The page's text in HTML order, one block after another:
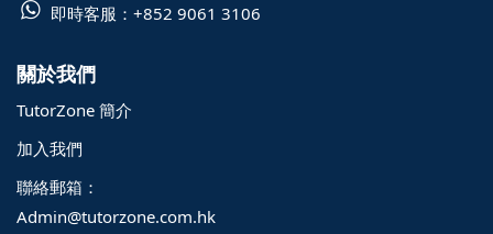
即時客服： +852 9061 3106
關於我們
TutorZone 簡介
加入我們
聯絡郵箱：
Admin@tutorzone.com.hk